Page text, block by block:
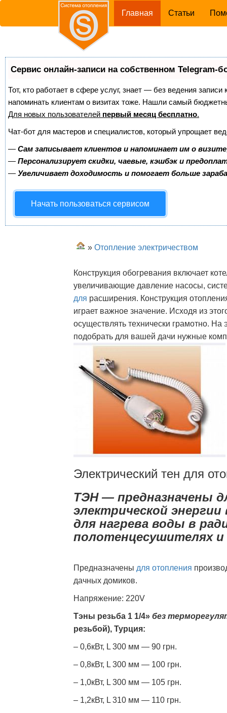
Главная (current)
Статьи
Сервис онлайн-записи на собственном Telegram-
Тот, кто работает в сфере услуг, знает — без ведения
напоминать клиентам о визитах тоже. Нашли самый
Для новых пользователей первый месяц бесплатно.
Чат-бот для мастеров и специалистов, который упрощает
— Сам записывает клиентов и напоминает им о
— Персонализирует скидки, чаевые, кэшбэк и
— Увеличивает доходимость и помогает больше
Начать пользоваться сервисом
» Отопление электричеством
Конструкция обогревания включает
увеличивающие давление насосы,
для расширения. Конструкция
играет важное значение. Исходя из
осуществлять технически грамотно.
подобрать для вашей дачи нужные
Электрический тен для
ТЭН — предназначены
электрической
для нагрева воды в
полотенцесушителях
Предназначены для отопления
дачных домиков.
Напряжение: 220V
Тэны резьба 1 1/4» без
резьбой), Турция:
– 0,6кВт, L 300 мм — 90 грн.
– 0,8кВт, L 300 мм — 100 грн.
– 1,0кВт, L 300 мм — 105 грн.
– 1,2кВт, L 310 мм — 110 грн.